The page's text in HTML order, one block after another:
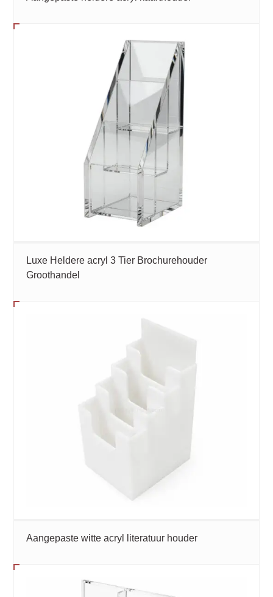
Luxe Heldere acryl 3 Tier Brochurehouder
Groothandel
Aangepaste witte acryl literatuur houder